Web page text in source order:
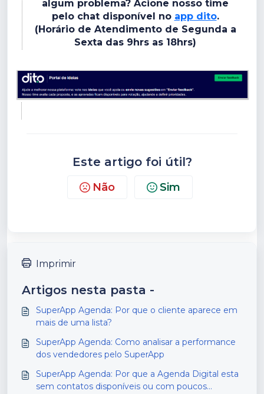
algum problema? Acione nosso time
pelo chat disponível no app dito.
(Horário de Atendimento de Segunda a
Sexta das 9hrs as 18hrs)
Este artigo foi útil?
Não Sim
Imprimir
Artigos nesta pasta -
SuperApp Agenda: Por que o cliente aparece em
mais de uma lista?
SuperApp Agenda: Como analisar a performance
dos vendedores pelo SuperApp
SuperApp Agenda: Por que a Agenda Digital esta
sem contatos disponíveis ou com poucos